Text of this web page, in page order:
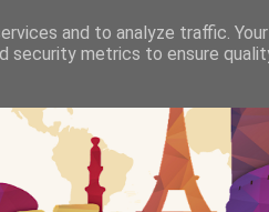
and to analyze traffic.
security metrics to ensure